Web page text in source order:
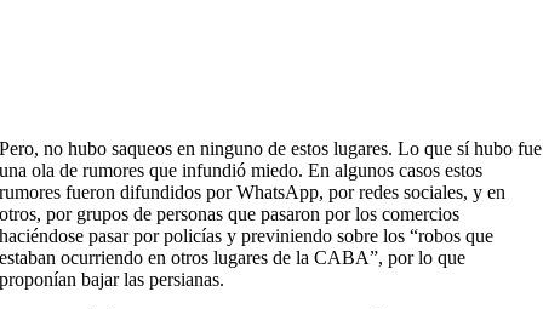
Pero, no hubo saqueos en ninguno de estos lugares. Lo que sí hubo fue
una ola de rumores que infundió miedo. En algunos casos estos
rumores fueron difundidos por WhatsApp, por redes sociales, y en
otros, por grupos de personas que pasaron por los comercios
haciéndose pasar por policías y previniendo sobre los “robos que
estaban ocurriendo en otros lugares de la CABA”, por lo que
proponían bajar las persianas.